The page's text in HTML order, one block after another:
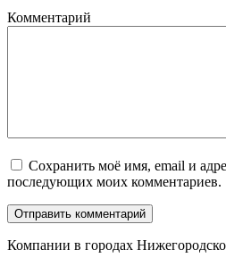
Комментарий
Сохранить моё имя, email и
последующих моих комментариев.
Компании в городах